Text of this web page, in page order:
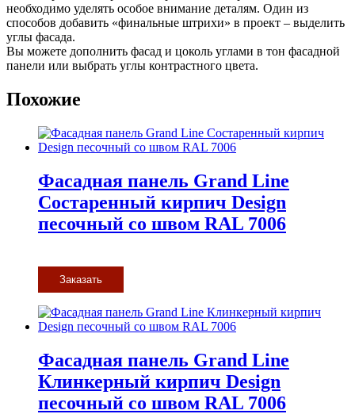
необходимо уделять особое внимание деталям. Один из
способов добавить «финальные штрихи» в проект – выделить
углы фасада.
Вы можете дополнить фасад и цоколь углами в тон фасадной
панели или выбрать углы контрастного цвета.
Похожие
Фасадная панель Grand Line
Состаренный кирпич Design
песочный со швом RAL 7006
Заказать
Фасадная панель Grand Line
Клинкерный кирпич Design
песочный со швом RAL 7006